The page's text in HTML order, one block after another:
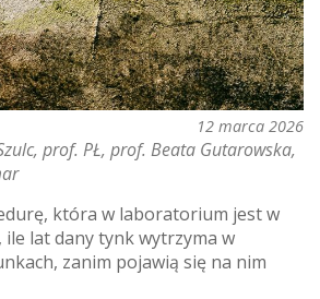
12 marca 2026
prof. PŁ prof. Beata Gutarowska
która w laboratorium jest w
lat dany tynk wytrzyma w
zanim pojawią się na nim